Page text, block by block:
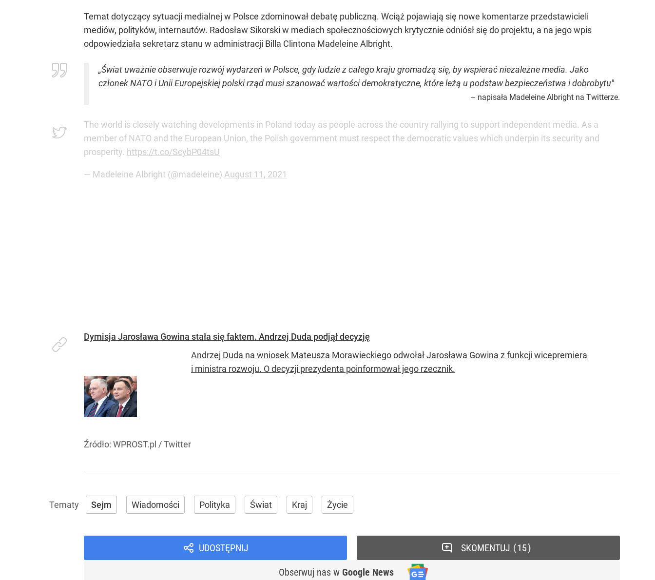
Temat dotyczący sytuacji medialnej w Polsce zdominował debatę publiczną. Wciąż pojawiają się nowe komentarze przedstawicieli
mediów, polityków, internautów. Radosław Sikorski w mediach społecznościowych krytycznie odniósł się do projektu, a na jego wpis
odpowiedziała sekretarz stanu w administracji Billa Clintona Madeleine Albright.
„Świat uważnie obserwuje rozwój wydarzeń w Polsce, gdy ludzie z całego kraju gromadzą się, by wspierać niezależne media. Jako
członek NATO i Unii Europejskiej polski rząd musi szanować wartości demokratyczne, które leżą u podstaw bezpieczeństwa i dobrobytu"
– napisała Madeleine Albright na Twitterze.
The world is closely watching developments in Poland today as people across the country rallying to support independent media. As a
member of NATO and the European Union, the Polish government must respect the democratic values which underpin its security and
prosperity. https://t.co/ScybP04tsU
— Madeleine Albright (@madeleine) August 11, 2021
Dymisja Jarosława Gowina stała się faktem. Andrzej Duda podjął decyzję
Andrzej Duda na wniosek Mateusza Morawieckiego odwołał Jarosława Gowina z funkcji wicepremiera
i ministra rozwoju. O decyzji prezydenta poinformował jego rzecznik.
Źródło: WPROST.pl /Twitter
Sejm Wiadomości Polityka Świat Kraj Życie
UDOSTĘPNIJ
Obserwuj nas w Google News
SKOMENTUJ 15